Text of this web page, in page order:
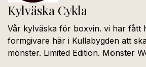
Kylväska Cykla
Vår kylväska för boxvin. vi har fått
formgivare här i Kullabygden att
mönster. Limited Edition. Mönster